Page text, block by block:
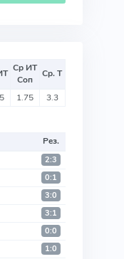
Ср ИТ
Соп
Ср. Т
1.75 3.3
Рез.
2:3
0:1
3:0
3:1
0:0
1:0